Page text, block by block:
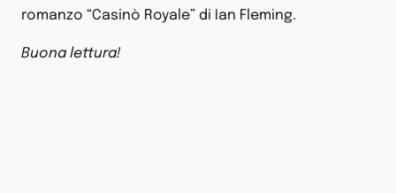
romanzo “Casinò Royale” di Ian Fleming.
Buona lettura!